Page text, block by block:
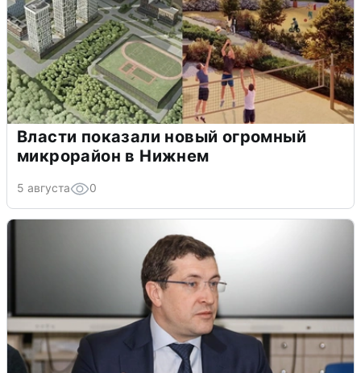
Власти показали новый огромный
микрорайон в Нижнем
5 августа 0